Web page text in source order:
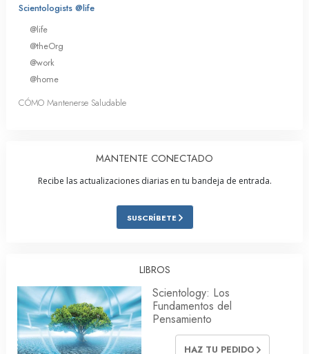
Scientologists @life
@life
@theOrg
@work
@home
CÓMO Mantenerse Saludable
MANTENTE CONECTADO
Recibe las actualizaciones diarias en tu bandeja de entrada.
SUSCRÍBETE
LIBROS
Scientology: Los
Fundamentos del
Pensamiento
HAZ TU PEDIDO